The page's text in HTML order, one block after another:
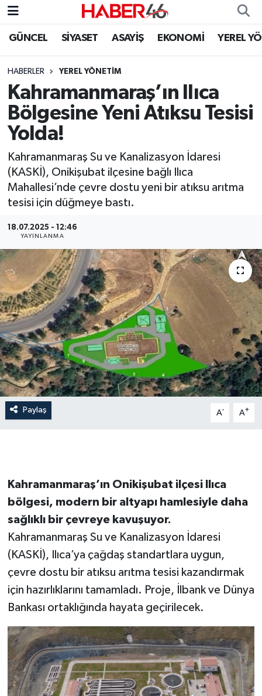
GÜNCEL SİYASET ASAYİŞ EKONOMİ YEREL
HABERLER YEREL YÖNETİM
Kahramanmaraş’ın Ilıca
Bölgesine Yeni Atıksu Tesisi
Yolda!
Kahramanmaraş Su ve Kanalizasyon İdaresi
(KASKİ), Onikişubat ilçesine bağlı Ilıca
Mahallesi’nde çevre dostu yeni bir atıksu arıtma
tesisi için düğmeye bastı.
18.07.2025 - 12:46
YAYINLANMA
Paylaş A- A+
Kahramanmaraş’ın Onikişubat ilçesi Ilıca
bölgesi, modern bir altyapı hamlesiyle daha
sağlıklı bir çevreye kavuşuyor.
Kahramanmaraş Su ve Kanalizasyon İdaresi
(KASKİ), Ilıca’ya çağdaş standartlara uygun,
çevre dostu bir atıksu arıtma tesisi kazandırmak
için hazırlıklarını tamamladı. Proje, İlbank ve Dünya
Bankası ortaklığında hayata geçirilecek.
GÜNCEL
SİYASET
EKONOMİ
SPOR
YAŞAM
TEKNOLOJİ
SAĞLIK
EĞİTİM
İLÇE HABERLERİ
KÜLTÜR-SANAT
KSÜ
DÜNYA
ROPORTAJ
YEREL YÖNETİM
MEDYA
SEÇİM 2011
BİLİMNET
Yemek
SİVİL TOPLUM
Nöbetçi Eczaneler
Hava Durumu
Kahramanmaraş Namaz Vakitleri
Trafik Durumu
Süper Lig Puan Durumu ve Fikstür
Tüm Manşetler
Son Dakika Haberleri
Haber Arşivi